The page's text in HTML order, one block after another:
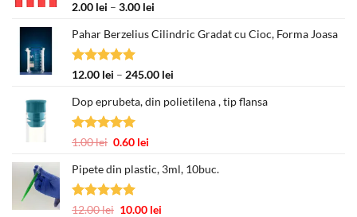
Evaluat la
2.00 lei – 3.00 lei
prețuri:
la
3.00 lei
Pahar Berzelius Cilindric Gradat cu Cioc, Forma Joasa
Evaluat la
12.00 lei – 245.00 lei
prețuri:
245.00 lei
Dop eprubeta, din polietilena , tip flansa
Evaluat la
1.00lei Prețul
a
fost:
0.60 lei
este:
Pipete din plastic, 3ml, 10buc.
Evaluat la
12.00lei Prețul
10.00 lei